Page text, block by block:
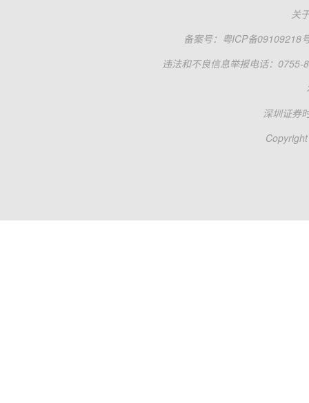
关
备案号： 粤ICP备09109218
违法和不良信息举报电话：0755-
深圳证券